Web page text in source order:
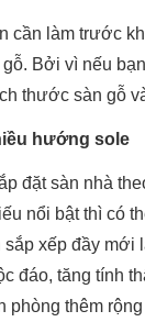
cần làm trước
Bởi vì nếu
thước sàn gỗ
hướng sole
đặt sàn nhà
nổi bật thì có
sắp xếp đầy mới
đáo, tăng tính
phòng thêm